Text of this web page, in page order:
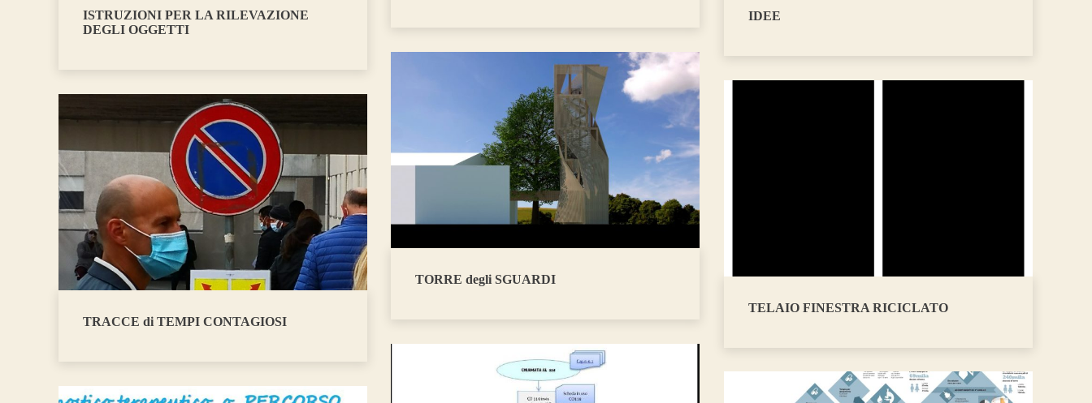
IDEE
ISTRUZIONI PER LA RILEVAZIONE
DEGLI OGGETTI
TORRE degli SGUARDI
TELAIO FINESTRA RICICLATO
TRACCE di TEMPI CONTAGIOSI